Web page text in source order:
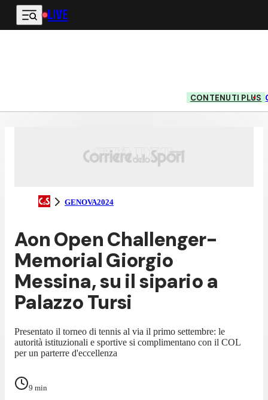
Vai al contenuto principale
LIVE
CONTENUTI PLUS
GENOVA2024
Aon Open Challenger-
Memorial Giorgio
Messina, su il sipario a
Palazzo Tursi
Presentato il torneo di tennis al via il primo settembre: le
autorità istituzionali e sportive si complimentano con il COL
per un parterre d'eccellenza
9 min